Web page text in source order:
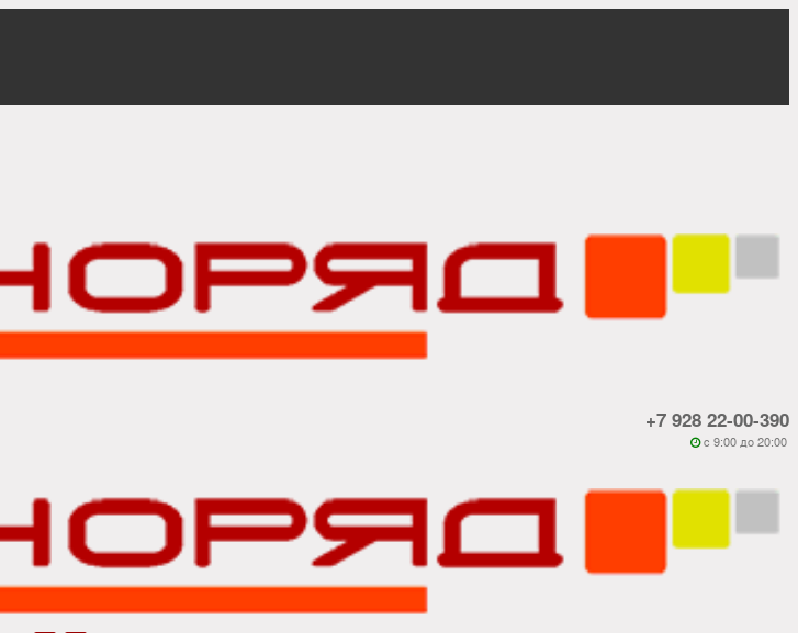
+7 928 22-00-390
 c 9:00 до 20:00